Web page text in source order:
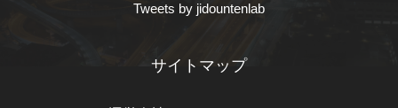
Tweets by jidountenlab
サイトマップ